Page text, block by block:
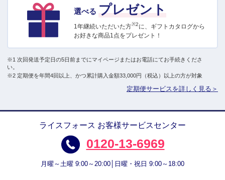
選べる プレゼント
1年継続いただいた方※2に、ギフトカタログから
お好きな商品1点をプレゼント！
※1 次回発送予定日の5日前までにマイページまたはお電話にてお手続きくださ
い。
※2 定期便を年間4回以上、かつ累計購入金額33,000円（税込）以上の方が対象
定期便サービスを詳しく見る＞
ライスフォース お客様サービスセンター
0120-13-6969
月曜～土曜 9:00～20:00│日曜・祝日 9:00～18:00